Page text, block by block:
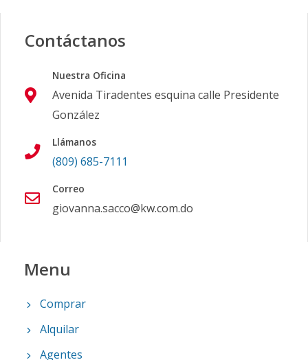
Contáctanos
Nuestra Oficina
Avenida Tiradentes esquina calle Presidente
González
Llámanos
(809) 685-7111
Correo
giovanna.sacco@kw.com.do
Menu
Comprar
Alquilar
Agentes